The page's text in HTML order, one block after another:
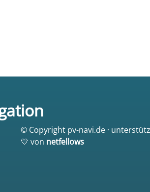
© Copyright pv-navi.de ·
💛 von netfellows